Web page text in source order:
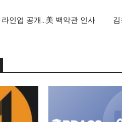
라인업 공개…美 백악관 인사